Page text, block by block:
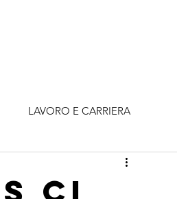
LAVORO E CARRIERA
ci